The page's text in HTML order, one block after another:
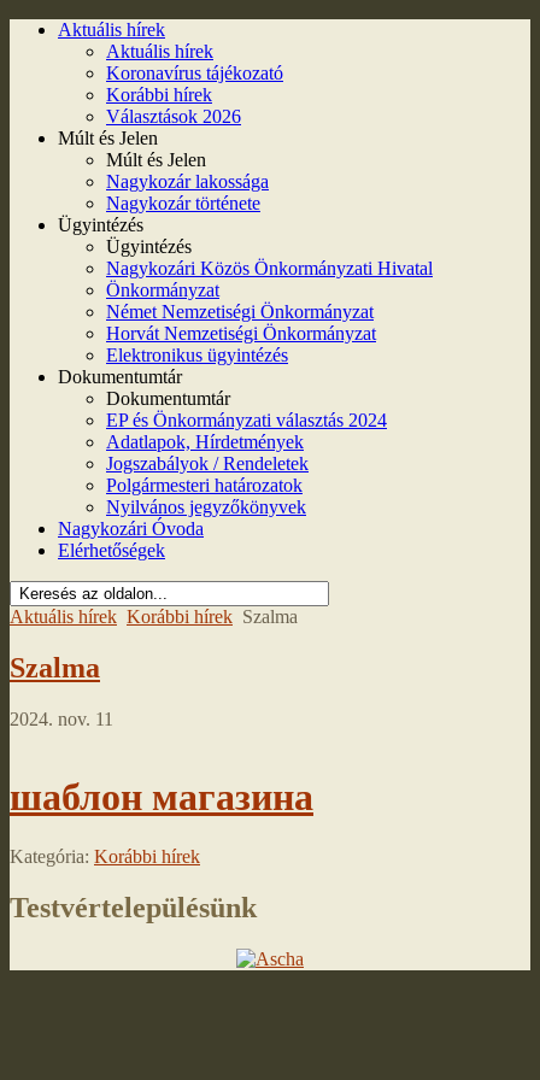
Aktuális hírek
Aktuális hírek
Koronavírus tájékozató
Korábbi hírek
Választások 2026
Múlt és Jelen
Múlt és Jelen
Nagykozár lakossága
Nagykozár története
Ügyintézés
Ügyintézés
Nagykozári Közös Önkormányzati Hivatal
Önkormányzat
Német Nemzetiségi Önkormányzat
Horvát Nemzetiségi Önkormányzat
Elektronikus ügyintézés
Dokumentumtár
Dokumentumtár
EP és Önkormányzati választás 2024
Adatlapok, Hírdetmények
Jogszabályok / Rendeletek
Polgármesteri határozatok
Nyilvános jegyzőkönyvek
Nagykozári Óvoda
Elérhetőségek
Aktuális hírek Korábbi hírek Szalma
Szalma
2024. nov. 11
шаблон магазина
Kategória: Korábbi hírek
Testvértelepülésünk